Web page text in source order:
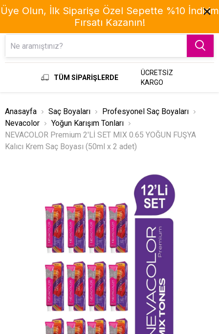
TÜM SİPARİŞLERDE
ÜCRETSİZ
KARGO
Anasayfa Saç Boyaları
Profesyonel Saç Boyaları
Nevacolor
Yoğun Karışım Tonları
NEVACOLOR Premium 2'Lİ SET MIX 0.65 YOĞUN FUŞYA
Kalıcı Krem Saç Boyası (50ml x 2 adet)
Üye Olun, İlk Siparişe Özel Sepette %10 İndirim
Fırsatı Kazanın!